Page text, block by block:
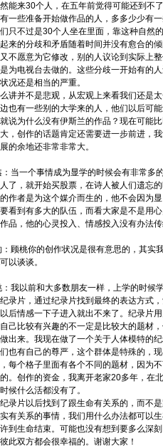
能来30个人，在五年前觉得可能还到不
一些准备开始做作品的人，多多少少有
只不过是30个人坐在里面，靠这种自然
来的分歧和矛盾随着时间并没有愈合的
不愿意为它修改，别的人议论到实际上
为电视台去做的。这些分歧一开始有的
况还是相当的严重。
并不是悲观，从宏观上来看我们还是太
也有一些别的大学来的人，他们以后可
说为什么没有伊斯兰的作品？现在可能
，创作的话题肯定还需要进一步前进，
的余地还非常非常大。
一个事情成为显学的时候会有非常多
了，就开始买股票，在诗人被人们遗忘
作者是为这个媒介而生的，他不会因为
看到有多大的队伍，而看大家是不是用
品，他的心灵投入、情感投入没有办法
桃你的创作状况是很有意思的，其实
以谈谈。
以前和大多数朋友一样，上学的时候学
录片，通过纪录片找到最终的表达方式
后情感一下子进入就出不来了。纪录片
己比较有兴趣的不一定是比较大的题材
出来。我现在做了一个关于人体模特的
也有自己的尊严，这个群体是特殊的，
每个格子里面有各个不同的题材，因为
。创作的资金，我离开老家20多年，在
候什么活都没有了。
片以后找到了跟生命有关系的，而不是
有关系的事情，我们用什么办法都可以
到生命结束。可能也没有想到要多么深
此双方都会很幸福的。谢谢大家！